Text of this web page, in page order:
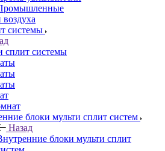
системы
сплит системы
блоки мульти сплит систем
Назад
блоки мульти сплит